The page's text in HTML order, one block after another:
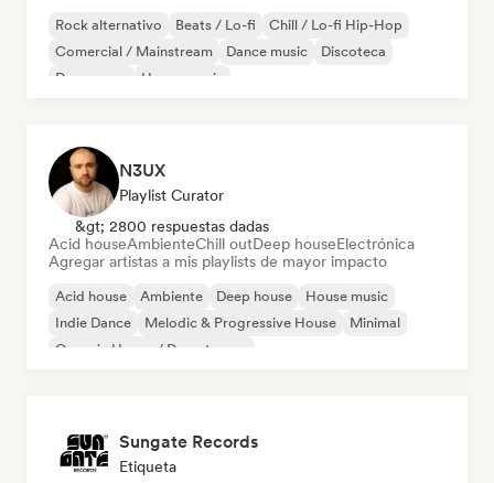
Rock alternativo Beats / Lo-fi
Chill / Lo-fi Hip-Hop
Comercial / Mainstream
Dance music
Discoteca
Dream pop
House music
N3UX
Playlist Curator
&gt; 2800 respuestas dadas
Acid houseAmbienteChill outDeep houseElectrónica
Agregar artistas a mis playlists de mayor impacto
Acid house Ambiente Deep house
House music
Indie Dance
Melodic & Progressive House
Minimal
Organic House / Downtempo
Sungate Records
Etiqueta